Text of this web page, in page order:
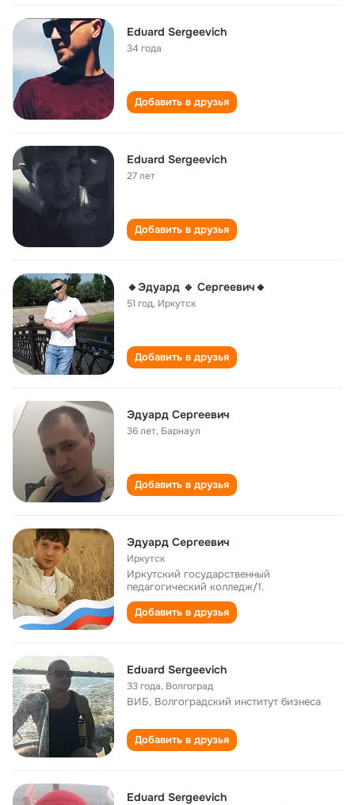
Eduard Sergeevich
34 года
Добавить в друзья
Eduard Sergeevich
27 лет
Добавить в друзья
🔸Эдуард 🔹 Сергеевич🔸
51 год, Иркутск
Добавить в друзья
Эдуард Сергеевич
36 лет, Барнаул
Добавить в друзья
Эдуард Сергеевич
Иркутск
Иркутский государственный
педагогический колледж/1.
Добавить в друзья
Eduard Sergeevich
33 года, Волгоград
ВИБ, Волгоградский институт бизнеса
Добавить в друзья
Eduard Sergeevich